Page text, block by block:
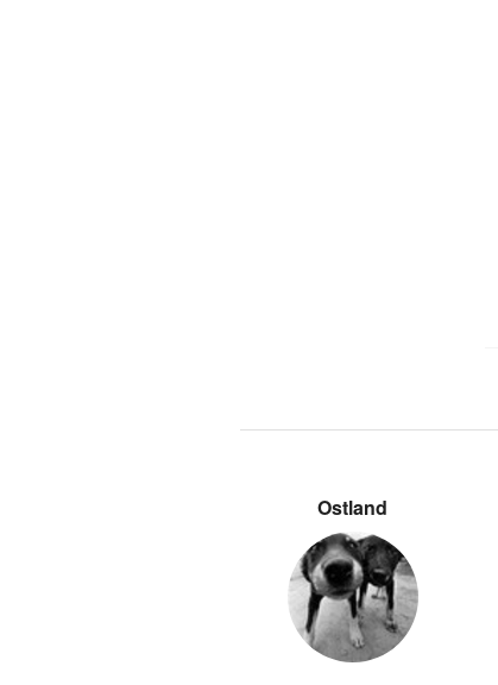
Ostland